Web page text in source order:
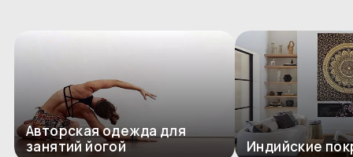
Авторская одежда для
занятий йогой
Индийские